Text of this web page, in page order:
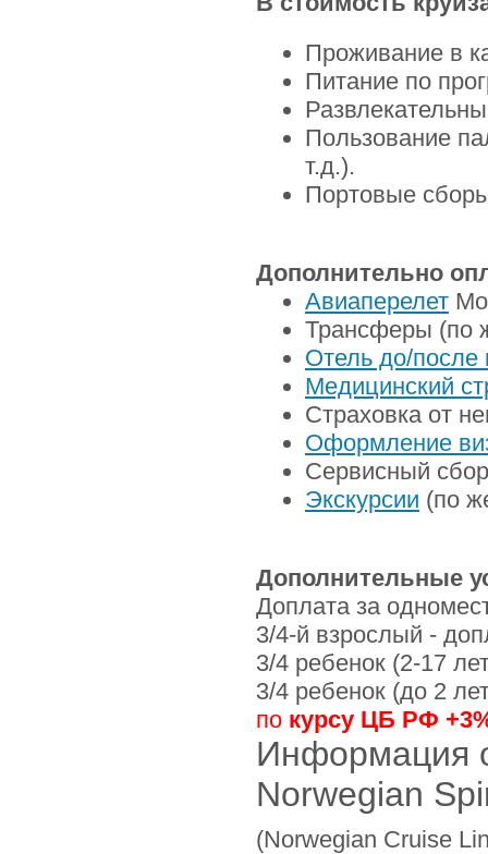
Проживание в
Питание по
Пользование
т.д.).
Портовые
Дополнительно
Авиаперелет
Трансферы (по
Отель до/после
Медицинский
Страховка от
Оформление
Сервисный
Экскурсии (по
Дополнительные
Доплата за
3/4-й взрослый -
3/4 ребенок (2-17
3/4 ребенок (до 2
по курсу ЦБ РФ
Информация
Norwegian
(Norwegian Cruise